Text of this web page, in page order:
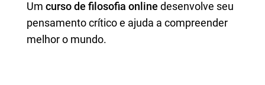
Um curso de filosofia online desenvolve seu
pensamento crítico e ajuda a compreender
melhor o mundo.